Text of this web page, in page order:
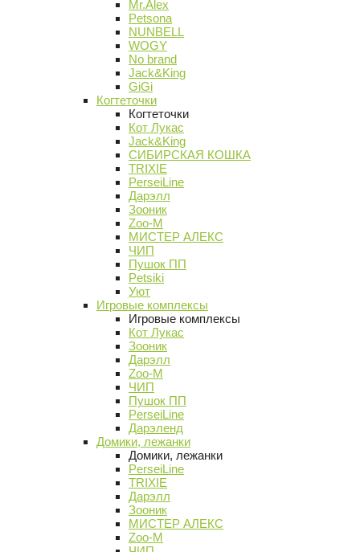
Mr.Alex
Petsona
NUNBELL
WOGY
No brand
Jack&King
GiGi
Когтеточки
Когтеточки
Кот Лукас
Jack&King
СИБИРСКАЯ КОШКА
TRIXIE
PerseiLine
Дарэлл
Зооник
Zoo-M
МИСТЕР АЛЕКС
ЧИП
Пушок ПП
Petsiki
Уют
Игровые комплексы
Игровые комплексы
Кот Лукас
Зооник
Дарэлл
Zoo-M
ЧИП
Пушок ПП
PerseiLine
Дарэленд
Домики, лежанки
Домики, лежанки
PerseiLine
TRIXIE
Дарэлл
Зооник
МИСТЕР АЛЕКС
Zoo-M